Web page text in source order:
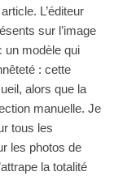
L’éditeur
sur l’image
un modèle qui
: cette
alors que la
manuelle. Je
tous les
les photos de
la totalité